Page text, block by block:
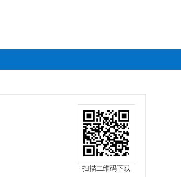
扫描二维码下载